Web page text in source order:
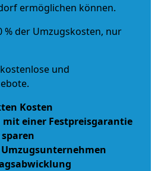
ermöglichen können.
% der Umzugskosten, nur
und
Kosten
mit einer Festpreisgarantie
sparen